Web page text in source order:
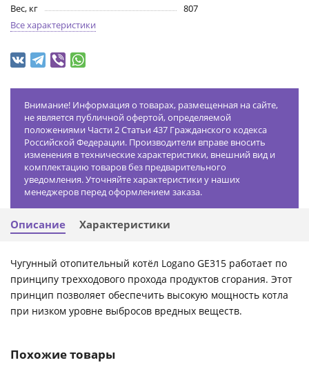
Вес, кг
807
Все характеристики
Внимание! Информация о товарах, размещенная на сайте,
не является публичной офертой, определяемой
положениями Части 2 Статьи 437 Гражданского кодекса
Российской Федерации. Производители вправе вносить
изменения в технические характеристики, внешний вид и
комплектацию товаров без предварительного
уведомления. Уточняйте характеристики у наших
менеджеров перед оформлением заказа.
Описание Характеристики
Чугунный отопительный котёл Logano GE315 работает по
принципу трехходового прохода продуктов сгорания. Этот
принцип позволяет обеспечить высокую мощность котла
при низком уровне выбросов вредных веществ.
Похожие товары